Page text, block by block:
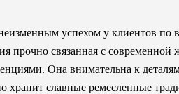
успехом у клиентов по
прочно связанная с современной
Она внимательна к
хранит славные ремесленные